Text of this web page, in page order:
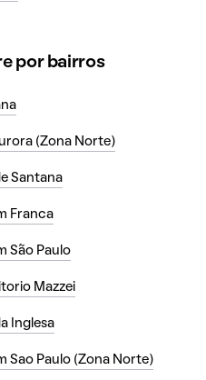
por bairros
(Zona Norte)
Santana
Franca
São Paulo
Mazzei
Inglesa
Sao Paulo (Zona Norte)